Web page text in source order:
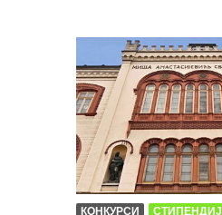
КОНКУРСИ